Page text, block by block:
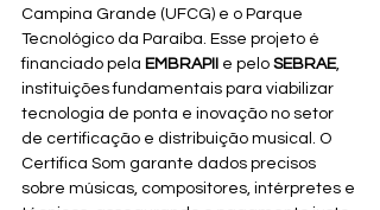
Campina Grande (UFCG) e o Parque
Tecnológico da Paraíba. Esse projeto é
financiado pela EMBRAPII e pelo SEBRAE,
instituições fundamentais para viabilizar
tecnologia de ponta e inovação no setor
de certificação e distribuição musical. O
Certifica Som garante dados precisos
sobre músicas, compositores, intérpretes e